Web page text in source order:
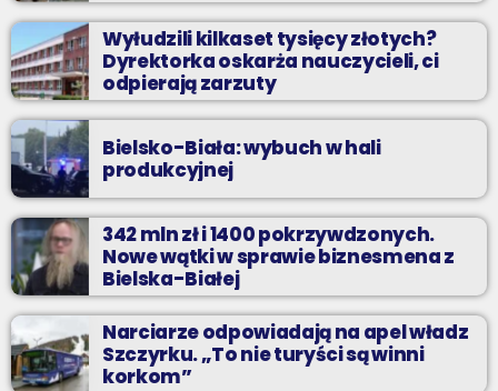
Wyłudzili kilkaset tysięcy złotych?
Dyrektorka oskarża nauczycieli, ci
odpierają zarzuty
Bielsko-Biała: wybuch w hali
produkcyjnej
342 mln zł i 1400 pokrzywdzonych.
Nowe wątki w sprawie biznesmena z
Bielska-Białej
Narciarze odpowiadają na apel władz
Szczyrku. „To nie turyści są winni
korkom”